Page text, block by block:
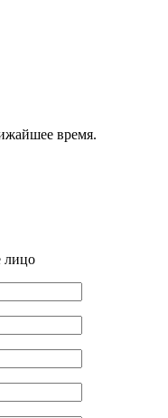
время.
лицо